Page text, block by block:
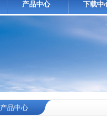
产品中心 下载中
产品中心